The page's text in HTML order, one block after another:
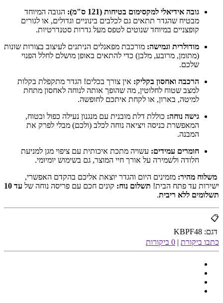
גובה אידיאלי למקסימום בטיחות (121 ס"מ):
הגובה המיוחד
מבטיח שהגדר תתאים גם לכלבים בינוניים וגדולים, או לגורים
קופצניים במיוחד שנוטים לטפס מעל גדרות סטנדרטיות.
מודולרית וגמישה: מורכבת מפאנלים הניתנים לעיצוב בצורות שונות
(מתומן, מרובע, מלבן) כדי להתאים באופן מושלם לחלל הפנוי
שלכם.
הרכבה ואחסון בקליק: אין צורך בכלים! הגדר מתקפלת בקלות
למצב שטוח לחלוטין, מה שהופך אותה לנוחה לאחסון מתחת
למיטה, בארון, או לקחת איתכם לחופשה.
גישה נוחה: כוללת דלת מובנית עם מנגנון נעילה כפול ובטוח,
המאפשרת כניסה ויציאה נוחה לכלב (ולכם) מבלי לפרק את
המבנה.
חומרים עמידים: עשויה מתכת איכותית עם ציפוי מגן למניעת
חלודה ולשמירה על אורך חיי המוצר, גם בשימוש יומיומי.
משלוח מהיר: מזמינים היום והגדר יוצאת אליכם בהקדם האפשרי,
ישירות עד פתח הבית! תשלום נוח: קונים חכם עם פריסה נוחה של
עד 10
תשלומים ללא ריבית.
📋
דגם: KBPF48
כתבו ביקורת | 0 ביקורות